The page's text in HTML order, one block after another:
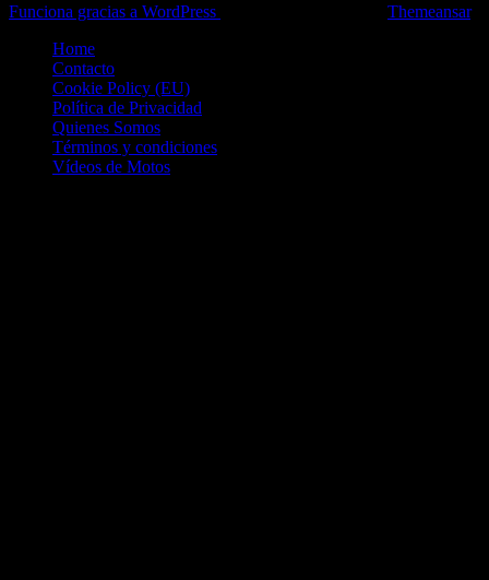
Funciona gracias a WordPress
Themeansar.
Home
Contacto
Cookie Policy (EU)
Política de Privacidad
Quienes Somos
Términos y condiciones
Vídeos de Motos